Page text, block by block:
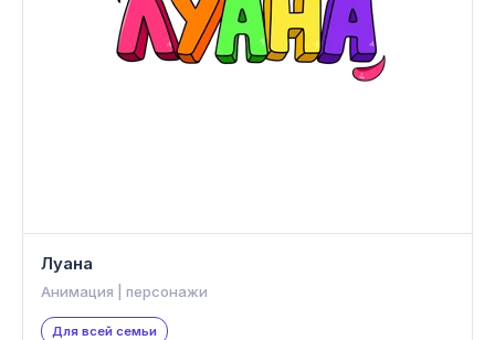
Луана
Анимация | персонажи
Для всей семьи